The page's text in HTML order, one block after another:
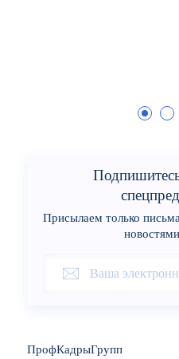
Присылаем только
ПрофКадрыГрупп